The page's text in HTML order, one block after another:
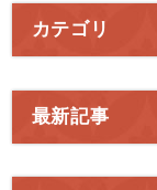
カテゴリ
最新記事